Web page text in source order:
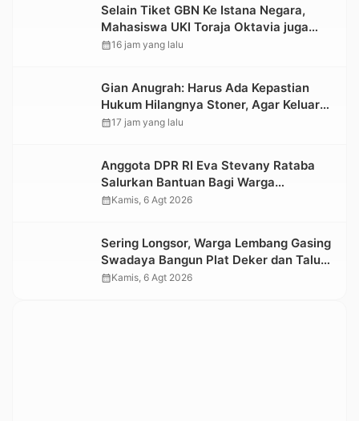
Selain Tiket GBN Ke Istana Negara,
Mahasiswa UKI Toraja Oktavia juga
Lolos ke Pekan Seni Mahasiswa
calendar_month16 jam yang lalu
Gian Anugrah: Harus Ada Kepastian
Hukum Hilangnya Stoner, Agar Keluarga
tidak Larut dalam Trauma dan
calendar_month17 jam yang lalu
Anggota DPR RI Eva Stevany Rataba
Salurkan Bantuan Bagi Warga
Terdampak Longsor di Buntu Pepasan
calendar_monthKamis, 6 Agt 2026
Sering Longsor, Warga Lembang Gasing
Swadaya Bangun Plat Deker dan Talut
Jalan Penghubung Antar Lembang
calendar_monthKamis, 6 Agt 2026